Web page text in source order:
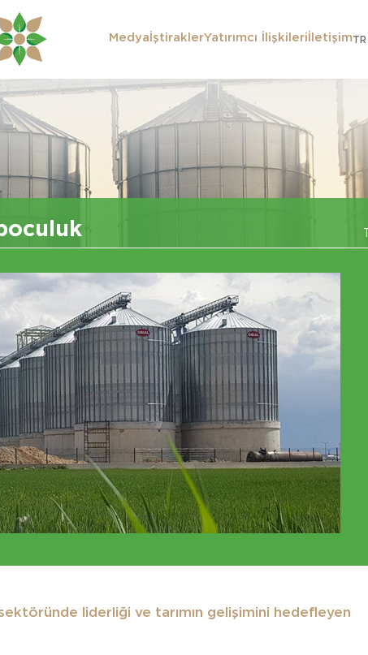
MedyaİştiraklerYatırımcı İlişkileriİletişimTR
liderliği ve tarımın gelişimini hedefleyen